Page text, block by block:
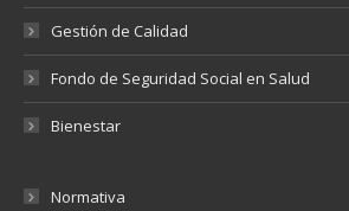
Gestión de Calidad
Fondo de Seguridad Social en Salud
Bienestar
Normativa